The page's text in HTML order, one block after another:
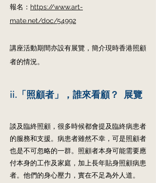
​報名： https://www.art-
mate.net/doc/54992
講座活動期間亦設有展覽，簡介現時香港照顧
者的情況。
ii.「照顧者」，誰來看顧？ 展覽
談及臨終照顧，很多時候都會提及臨終病患者
的服務和支援。病患者雖然不幸，可是照顧者
也是不可忽略的一群。照顧者本身可能需要應
付本身的工作及家庭，加上長年貼身照顧病患
者。他們的身心壓力，實在不足為外人道。